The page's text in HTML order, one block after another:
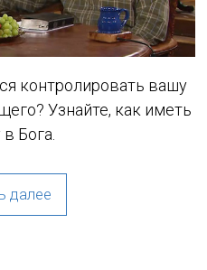
контролировать вашу
Узнайте, как иметь
Бога.
далее